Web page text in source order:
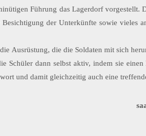
Führung das Lagerdorf
der Unterkünfte sowie
Ausrüstung, die die Soldaten mit sich
Schüler dann selbst aktiv, indem sie
und damit gleichzeitig auch eine